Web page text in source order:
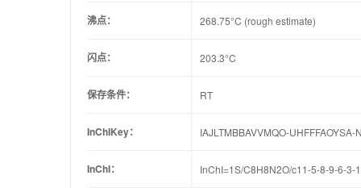
沸点： 268.75°C (rough estimate)
闪点： 203.3°C
保存条件： RT
InChIKey： IAJLTMBBAVVMQO-UHFFFAOYSA-
InChI： InChI=1S/C8H8N2O/c11-5-8-9-6-